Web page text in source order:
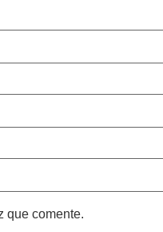
que comente.